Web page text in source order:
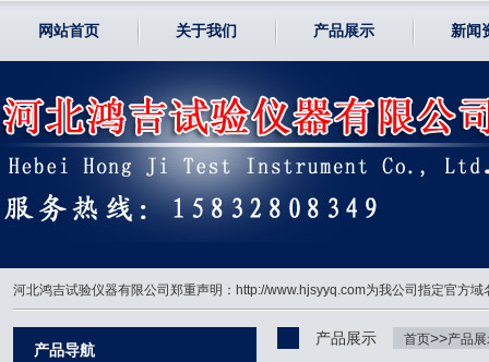
网站首页 关于我们 产品展示 新闻
河北鸿吉试验仪器有限公司郑重声明：http://www.hjsyyq.com为我公司指定官方
产品导航
产品展示 首页>>产品展